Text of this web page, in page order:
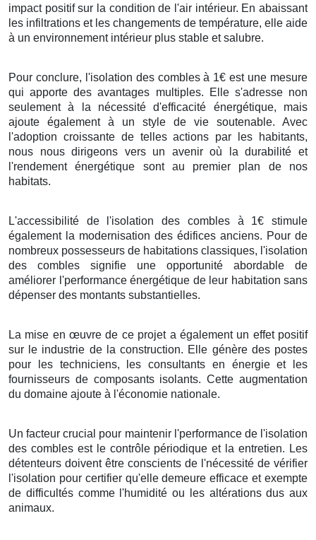
impact positif sur la condition de l'air intérieur. En abaissant
les infiltrations et les changements de température, elle aide
à un environnement intérieur plus stable et salubre.
Pour conclure, l'isolation des combles à 1€ est une mesure
qui apporte des avantages multiples. Elle s'adresse non
seulement à la nécessité d'efficacité énergétique, mais
ajoute également à un style de vie soutenable. Avec
l'adoption croissante de telles actions par les habitants,
nous nous dirigeons vers un avenir où la durabilité et
l'rendement énergétique sont au premier plan de nos
habitats.
L'accessibilité de l'isolation des combles à 1€ stimule
également la modernisation des édifices anciens. Pour de
nombreux possesseurs de habitations classiques, l'isolation
des combles signifie une opportunité abordable de
améliorer l'performance énergétique de leur habitation sans
dépenser des montants substantielles.
La mise en œuvre de ce projet a également un effet positif
sur le industrie de la construction. Elle génère des postes
pour les techniciens, les consultants en énergie et les
fournisseurs de composants isolants. Cette augmentation
du domaine ajoute à l'économie nationale.
Un facteur crucial pour maintenir l'performance de l'isolation
des combles est le contrôle périodique et la entretien. Les
détenteurs doivent être conscients de l'nécessité de vérifier
l'isolation pour certifier qu'elle demeure efficace et exempte
de difficultés comme l'humidité ou les altérations dus aux
animaux.